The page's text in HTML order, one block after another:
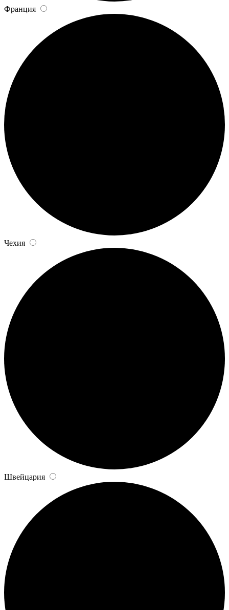
Франция
Чехия
Швейцария